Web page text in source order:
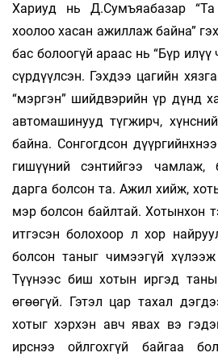
Хариуд нь Д.Сумъяабазар
хоолоо хасан ажиллаж байна”
бас болоогүй араас нь “Бүр
сүрдүүлсэн. Гэхдээ цагийн
“мэргэн” шийдвэрийн үр дүнд
автомашинууд түгжирч,
байна. Сонгогдсон
гишүүний сэнтийгээ
дарга болсон та. Ажил хийж,
мэр болсон байлтай. Хотынхон
итгэсэн болохоор л хор
болсон таныг чимээгүй
Түүнээс биш хотын иргэд
өгөөгүй. Гэтэл цар тахал
хотыг хэрхэн авч явах вэ
ирснээ ойлгохгүй байгаа